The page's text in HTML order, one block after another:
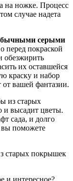
на ножке. Процесс
случае надета
серыми
перед покраской
обезжирить
их оставшейся
краску и набор
от вашей фантазии.
из старых
и высадит цветы.
сада, и долго
вы поможете
старых покрышек
и интересное?